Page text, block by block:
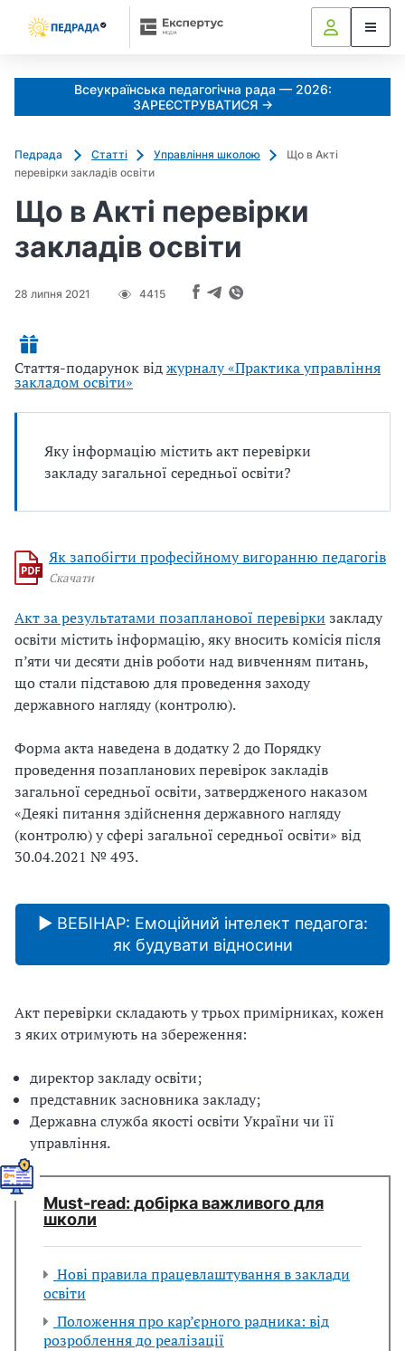
Всеукраїнська педагогічна рада — 2026:
ЗАРЕЄСТРУВАТИСЯ →
Педрада Статті Управління школою
Що в Акті
перевірки закладів освіти
Що в Акті перевірки
закладів освіти
28 липня 2021 4415
Стаття-подарунок віджурналу «Практика управління
закладом освіти»
Яку інформацію містить акт перевірки
закладу загальної середньої освіти?
Як запобігти професійному вигоранню педагогів
Скачати
Акт за результатами позапланової перевірки закладу
освіти містить інформацію, яку вносить комісія після
п’яти чи десяти днів роботи над вивченням питань,
що стали підставою для проведення заходу
державного нагляду (контролю).
Форма акта наведена в додатку 2 до Порядку
проведення позапланових перевірок закладів
загальної середньої освіти, затвердженого наказом
«Деякі питання здійснення державного нагляду
(контролю) у сфері загальної середньої освіти» від
30.04.2021 № 493.
▶ ВЕБІНАР: Емоційний інтелект педагога:
як будувати відносини
Акт перевірки складають у трьох примірниках, кожен
з яких отримують на збереження:
директор закладу освіти;
представник засновника закладу;
Державна служба якості освіти України чи її
управління.
Мust-read: добірка важливого для
школи
Нові правила працевлаштування в заклади
освіти
Положення про кар’єрного радника: від
розроблення до реалізації